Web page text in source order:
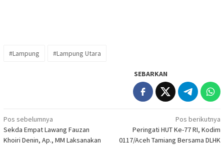
#Lampung #Lampung Utara
SEBARKAN
Navigasi
pos
Pos sebelumnya
Sekda Empat Lawang Fauzan
Khoiri Denin, Ap., MM Laksanakan
Pos berikutnya
Peringati HUT Ke-77 RI, Kodim
0117/Aceh Tamiang Bersama DLHK